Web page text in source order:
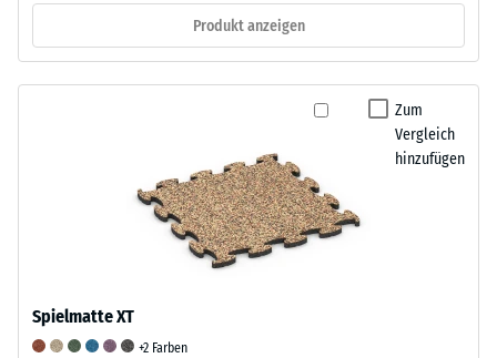
Produkt anzeigen
Zum
Vergleich
hinzufügen
Spielmatte XT
+2 Farben